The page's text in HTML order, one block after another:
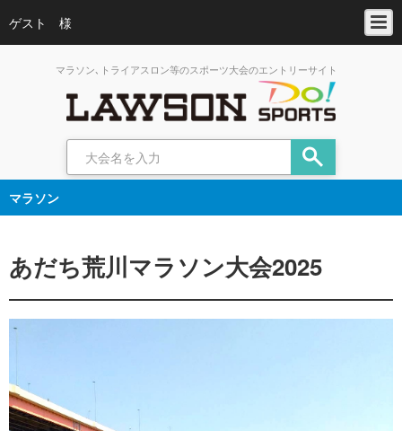
ゲスト 様
マラソン､トライアスロン等のスポーツ大会のエントリーサイト
マラソン
あだち荒川マラソン大会2025